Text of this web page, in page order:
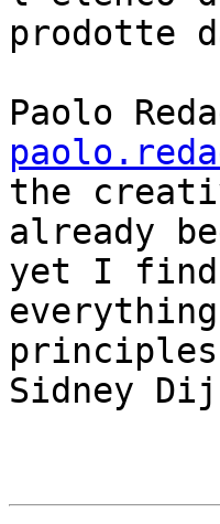
prodotte
Paolo
the
already
yet I find
Sidney